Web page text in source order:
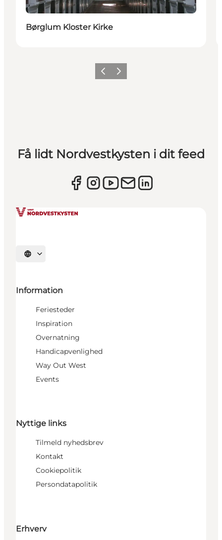
Børglum Kloster Kirke
ForrigeNæste
Få lidt Nordvestkysten i dit feed
Vælg sprog
Information
Feriesteder
Inspiration
Overnatning
Handicapvenlighed
Way Out West
Events
Nyttige links
Tilmeld nyhedsbrev
Kontakt
Cookiepolitik
Persondatapolitik
Erhverv